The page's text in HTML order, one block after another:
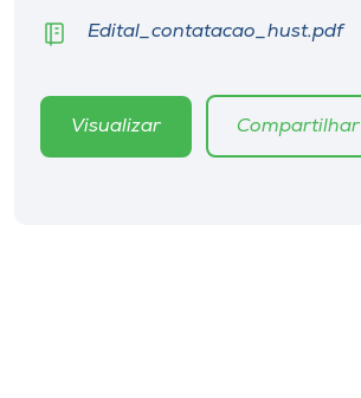
Selecione
o idioma
Edital_contatacao_hust.pdf
Visualizar Compartilhar